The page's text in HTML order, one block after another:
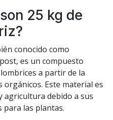
25 kg de
conocido como
es un compuesto
a partir de la
orgánicos. Este material es
agricultura debido a sus
las plantas.